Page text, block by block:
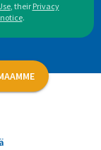
, their Privacy
.